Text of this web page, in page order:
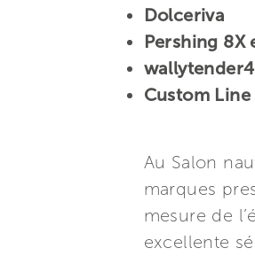
Dolceriva
Pershing 8X
Custom
Au Salon
marques
mesure de
excellente